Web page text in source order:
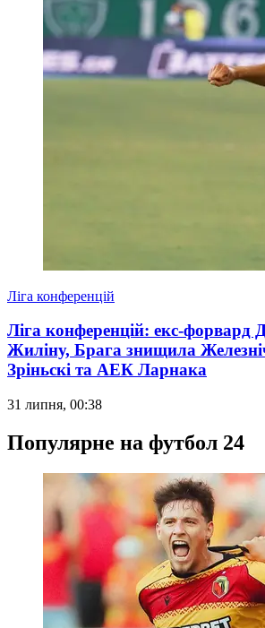
Ліга конференцій
Ліга конференцій: екс-форвард
Жиліну, Брага знищила
Зріньскі та АЕК Ларнака
31 липня, 00:38
Популярне на футбол 24